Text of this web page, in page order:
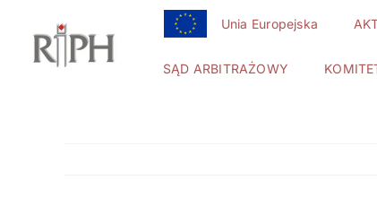
zawartości
Unia Europejska
SĄD ARBITRAŻOWY